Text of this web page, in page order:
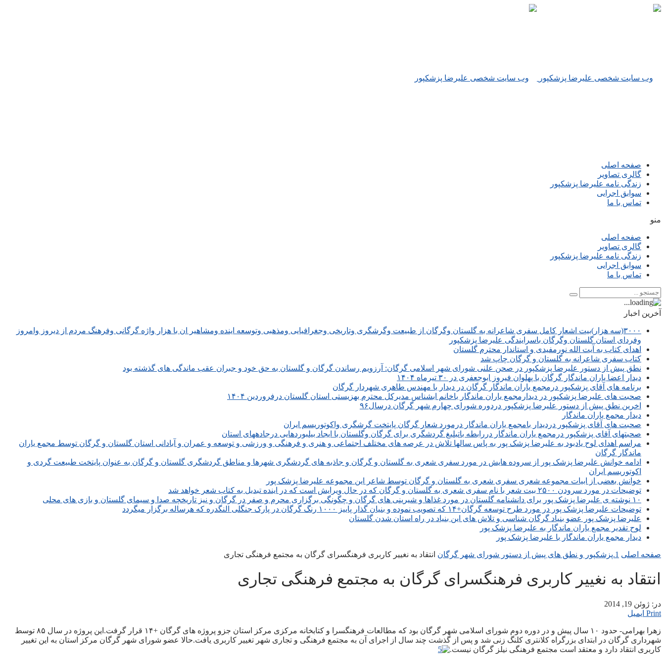
صفحه اصلی
گالری تصاویر
زندگی نامه علیرضا پزشکپور
سوابق اجرایی
تماس با ما
منو
صفحه اصلی
گالری تصاویر
زندگی نامه علیرضا پزشکپور
سوابق اجرایی
تماس با ما
آخرین اخبار
۳۰۰۰(سه هزار)بیت اشعار کامل سفری شاعرانه به گلستان وگرگان از طبیعت وگرشگری وتاریخی وجغرافیایی ومذهبی وتوسعه اینده ومشاهیر ان با هزار واژه گرگانی وفرهنگ مردم از دیروز وامروز
وفردای استان گلستان وگرگان باسرایندگی علیرضا پزشکپور
اهدای کتاب به آیت الله نورمفیدی و استاندار محترم گلستان
کتاب سفری شاعرانه به گلستان و گرگان چاپ شد
نطق پیش از دستور علیرضا پزشکپور در صحن علنی شورای شهر اسلامی گرگان: آرزویم رساندن گرگان و گلستان به حق خود و جبران عقب ماندگی های گذشته بود
دیدار اعضا یاران ماندگار گرگان با پهلوان فیروز ابوجعفری در ۳۰ تیرماه ۱۴۰۴
برنامه های آقای پزشکپور درمجمع یاران ماندگار گرگان در دیدار با مهندس طاهری شهردار گرگان
صحبت های علیرضا پزشکپور در دیدارمجمع یاران ماندگار باخانم ابشناس مدیرکل محترم بهزیستی استان گلستان درفروردین ۱۴۰۴
اخرین نطق پیش از دستور علیرضا پزشکپور دردوره شورای چهارم شهر گرگان درسال۹۶
دیدار مجمع یاران ماندگار
صحبت های آقای پزشکپور دردیدار بامجمع یاران ماندگار درمورد شعار گرگان پایتخت گرشگری واکوتوریسم ایران
صحبتهای آقای پزشکپور درمجمع یاران ماندگار دررابطه باتبلیغ گردشگری برای گرگان وگلستان با ایجاد بیلبوردهایی درجادههای استان
مراسم اهدای لوح یادبود به علیرضا پزشک پور به پاس سالها تلاش در عرصه های مختلف اجتماعی و هنری و فرهنگی و ورزشی و توسعه و عمران و آبادانی استان گلستان و گرگان توسط مجمع یاران
ماندگار گرگان
ادامه خوانش علیرضا پزشک پور از سروده هایش در مورد سفری شعری به گلستان و گرگان و جاذبه های گردشگری شهرها و مناطق گردشگری گلستان و گرگان به عنوان پایتخت طبیعت گردی و
اکوتوریسم ایران
خوانش بعضی از ابیات مجموعه شعری سفری شعری به گلستان و گرگان توسط شاعر این مجموعه علیرضا پزشک پور
توضیحات در مورد سرودن ۲۵۰۰ بیت شعر با نام سفری شعری به گلستان و گرگان که در حال ویرایش است که در اینده تبدیل به کتاب شعر خواهد شد
۱۰ نوشته ی علیرضا پزشک پور برای دانشنامه گلستان در مورد غذاها و شیرینی های گرگان و چگونگی برگزاری محرم و صفر در گرگان و نیز تاریخچه صدا و سیمای گلستان و بازی های محلی
توضیحات علیرضا پزشک پور در مورد طرح توسعه گرگان+۱۴ که تصویب نموده و بنیان گذار پاییز ۱۰۰۰ رنگ گرگان در پارک جنگلی النگدره که هرساله برگزار میگردد
علیرضا پزشک پور عضو بنیاد گرگان شناسی و تلاش های این بنیاد در راه استان شدن گلستان
لوح تقدیر مجمع یاران ماندگار به علیرضا پزشک پور
دیدار مجمع یاران ماندگار با علیرضا پزشک پور
صفحه اصلی 1.پزشکپور و نطق های پیش از دستور شورای شهر گرگان انتقاد به نغییر کاربری فرهنگسرای گرگان به مجتمع فرهنگی تجاری
انتقاد به نغییر کاربری فرهنگسرای گرگان به مجتمع فرهنگی تجاری
در: ژوئن 19, 2014
Print ایمیل
زهرا بهرامی- حدود ۱۰ سال پیش و در دوره دوم شورای اسلامی شهر گرگان بود که مطالعات فرهنگسرا و کتابخانه مرکزی مرکز استان جزو پروژه های گرگان +۱۴ قرار گرفت.این پروژه در سال ۸۵ توسط
شهرداری گرگان در ابتدای بزرگراه کلانتری کلنگ زنی شد و پس از گذشت چند سال از اجرای آن به مجتمع فرهنگی و تجاری شهر تغییر کاربری یافت.حالا عضو شورای شهر گرگان مرکز استان به این تغییر
کاربری انتقاد دارد و معتقد است مجتمع فرهنگی نیلز گرگان نیست.